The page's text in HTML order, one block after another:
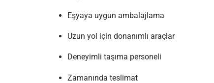
Eşyaya uygun ambalajlama
Uzun yol için donanımlı araçlar
Deneyimli taşıma personeli
Zamanında teslimat